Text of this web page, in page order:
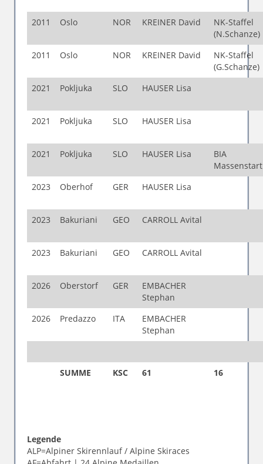
2011 Oslo NOR KREINER David
NK-Staffel
(N.Schanze)
2011
Oslo NOR KREINER David
NK-Staffel
(G.Schanze)
2021
Pokljuka SLO HAUSER Lisa
2021 Pokljuka SLO HAUSER Lisa
2021 Pokljuka SLO HAUSER Lisa
BIA
2023
Oberhof GER HAUSER Lisa
2023 Bakuriani GEO CARROLL Avital
2023 Bakuriani GEO CARROLL Avital
2026 Oberstorf GER
EMBACHER
Stephan
2026
Predazzo ITA
EMBACHER
Stephan
SUMME KSC 61 16
Legende
ALP=Alpiner Skirennlauf / Alpine Skiraces